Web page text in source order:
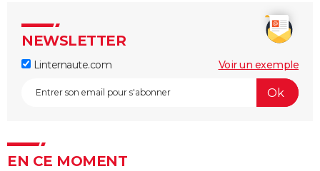
NEWSLETTER
Linternaute.com Voir un exemple
EN CE MOMENT